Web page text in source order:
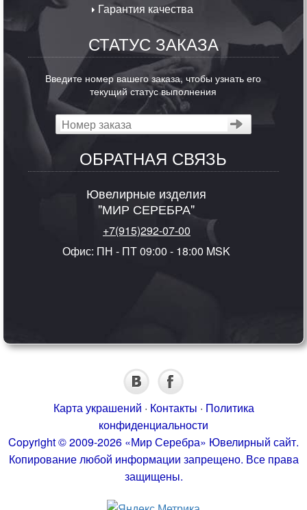
Гарантия качества
СТАТУС ЗАКАЗА
Введите номер вашего заказа, чтобы узнать его
текущий статус выполнения
ОБРАТНАЯ СВЯЗЬ
Ювелирные изделия
"МИР СЕРЕБРА"
+7(915)292-07-00
Офис: ПН - ПТ 09:00 - 18:00 MSK
Карта украшений · Контакты · Политика
конфиденциальности
Copyright © 2009-2026 «Мир Серебра» Ювелирный сайт.
Копирование любой информации запрещено. Все права
защищены.